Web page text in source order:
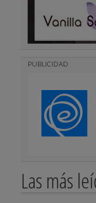
PUBLICIDAD
Las más